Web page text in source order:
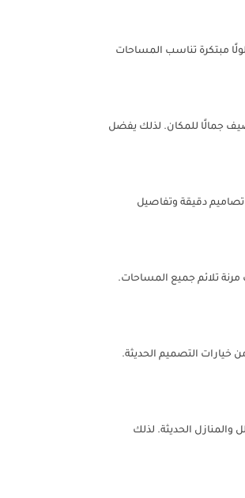
مبتكرة تناسب المساحات
جمالًا للمكان. لذلك يفضل
دقيقة وتفاصيل
تلائم جميع المساحات.
التصميم الحديثة.
الحديثة. لذلك